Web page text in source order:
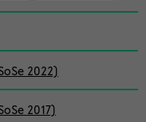
2022)
2017)